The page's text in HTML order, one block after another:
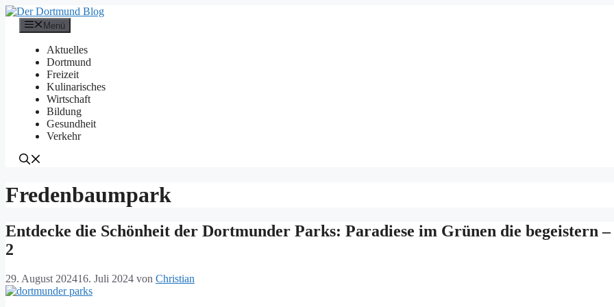
Zum
Inhalt
springen
Menü
Aktuelles
Dortmund
Freizeit
Kulinarisches
Wirtschaft
Bildung
Gesundheit
Verkehr
Fredenbaumpark
Entdecke die Schönheit der Dortmunder Parks: Paradiese im Grünen die begeistern
2
29. August 202416. Juli 2024 von Christian